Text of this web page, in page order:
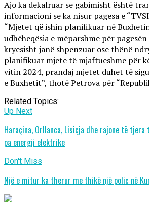
Ajo ka dekalruar se gabimisht është
informacioni se ka nisur pagesa e
“Mjetet që ishin planifikuar në
udhëheqësia e mëparshme për pagesën
kryesisht janë shpenzuar ose thënë
planifikuar mjete të mjaftueshme për
vitin 2024, prandaj mjetet duhet të
e Buxhetit”, thotë Petrova për
Related Topics:
Up Next
Haraçina, Orllanca, Lisiçja dhe rajone të
pa energji elektrike
Don't Miss
Një e mitur ka therur me thikë një polic në